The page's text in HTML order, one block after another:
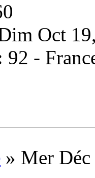
Oct
92 -
» Mer